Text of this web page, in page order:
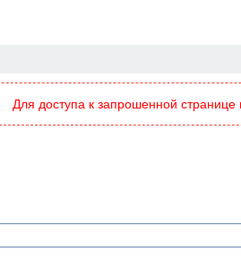
Для доступа к запрошенной